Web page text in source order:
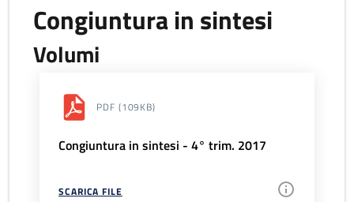
Congiuntura in sintesi
Volumi
PDF (109KB)
Congiuntura in sintesi - 4° trim. 2017
SCARICA FILE